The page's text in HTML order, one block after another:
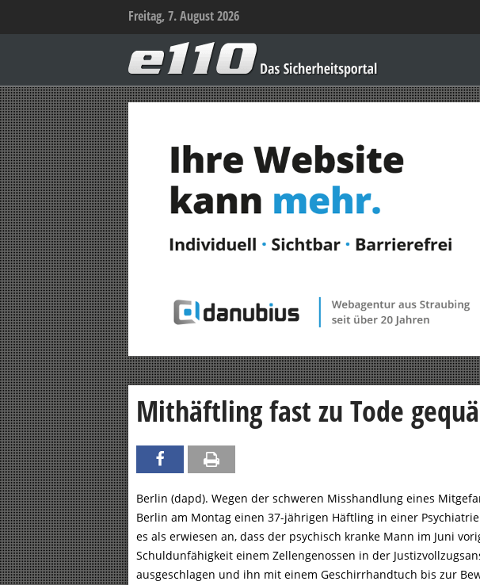
Freitag, 7. August 2026
–
Das
Sicherheitsportal
Mithäftling fast zu Tode
Berlin (dapd). Wegen der schweren Misshandlung eines
Berlin am Montag einen 37-jährigen Häftling in einer
es als erwiesen an, dass der psychisch kranke Mann im Juni
Schuldunfähigkeit einem Zellengenossen in der
ausgeschlagen und ihn mit einem Geschirrhandtuch bis zur